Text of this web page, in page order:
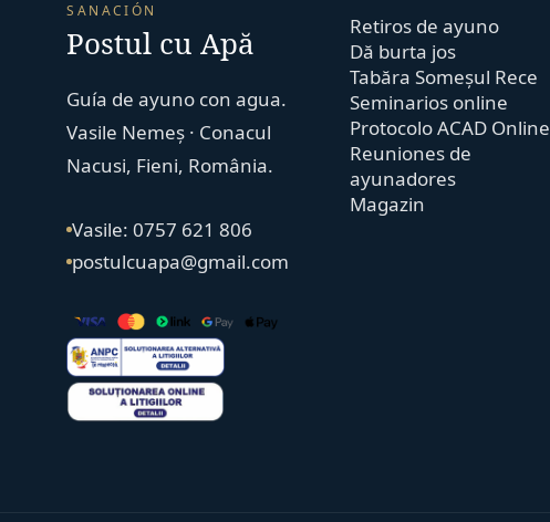
SANACIÓN
Postul cu Apă
Guía de ayuno con agua.
Vasile Nemeș · Conacul
Nacusi, Fieni, România.
Vasile: 0757 621 806
postulcuapa@gmail.com
Retiros de ayuno
Dă burta jos
Tabăra Someșul Rece
Seminarios online
Protocolo ACAD Online
Reuniones de
ayunadores
Magazin